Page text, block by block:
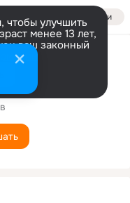
Войти
улучшить
менее 13 лет,
ваш законный